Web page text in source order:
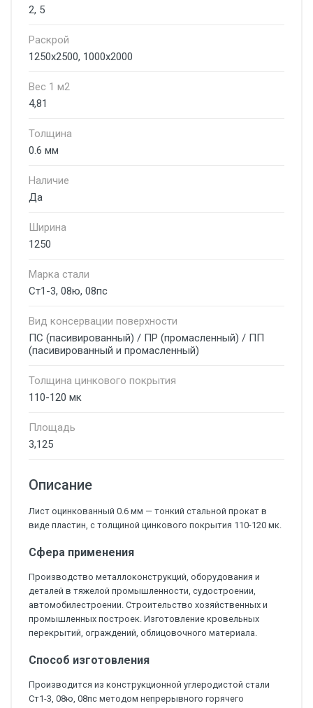
2, 5
Раскрой
1250x2500, 1000x2000
Вес 1 м2
4,81
Толщина
0.6 мм
Наличие
Да
Ширина
1250
Марка стали
Ст1-3, 08ю, 08пс
Вид консервации поверхности
ПС (пасивированный) / ПР (промасленный) / ПП
(пасивированный и промасленный)
Толщина цинкового покрытия
110-120 мк
Площадь
3,125
Описание
Лист оцинкованный 0.6 мм — тонкий стальной прокат в
виде пластин, с толщиной цинкового покрытия 110-120 мк.
Сфера применения
Производство металлоконструкций, оборудования и
деталей в тяжелой промышленности, судостроении,
автомобилестроении. Строительство хозяйственных и
промышленных построек. Изготовление кровельных
перекрытий, ограждений, облицовочного материала.
Способ изготовления
Производится из конструкционной углеродистой стали
Ст1-3, 08ю, 08пс методом непрерывного горячего